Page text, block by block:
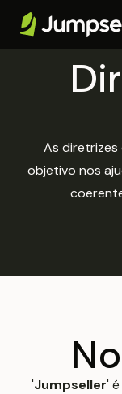
As diretrizes
objetivo nos
'Jumpseller'